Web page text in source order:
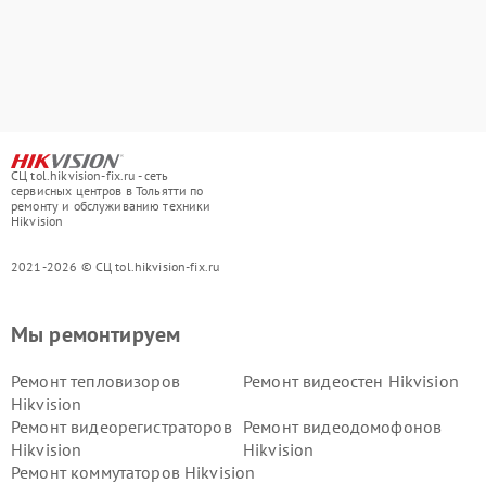
СЦ tol.hikvision-fix.ru - сеть
сервисных центров в Тольятти по
ремонту и обслуживанию техники
Hikvision
2021-2026 © СЦ tol.hikvision-fix.ru
Мы ремонтируем
Ремонт тепловизоров
Hikvision
Ремонт видеостен Hikvision
Ремонт видеорегистраторов
Hikvision
Ремонт видеодомофонов
Hikvision
Ремонт коммутаторов Hikvision